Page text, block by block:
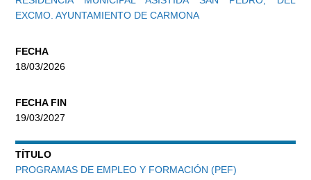
EXCMO. AYUNTAMIENTO DE CARMONA
FECHA
18/03/2026
FECHA FIN
19/03/2027
TÍTULO
PROGRAMAS DE EMPLEO Y FORMACIÓN (PEF)